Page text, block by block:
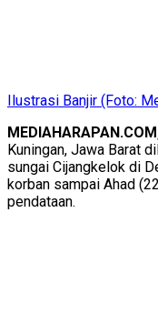
Ilustrasi Banjir (Foto:
Kuningan, Jawa Barat
sungai Cijangkelok di
korban sampai Ahad
pendataan.